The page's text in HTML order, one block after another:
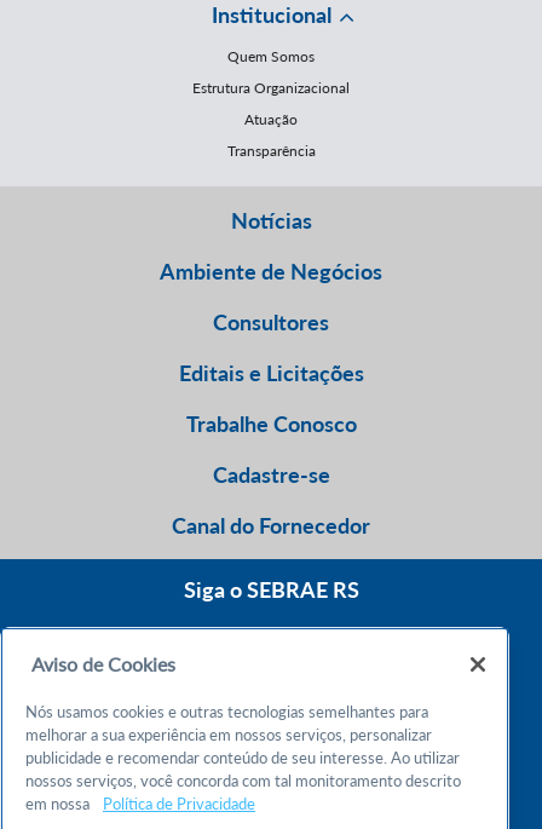
Institucional
Quem Somos
Estrutura Organizacional
Atuação
Transparência
Notícias
Ambiente de Negócios
Consultores
Editais e Licitações
Trabalhe Conosco
Cadastre-se
Canal do Fornecedor
Siga o SEBRAE RS
Atendimento 24h
Chame no WhatsApp
Aviso de Cookies
Nós usamos cookies e outras tecnologias semelhantes para
melhorar a sua experiência em nossos serviços, personalizar
publicidade e recomendar conteúdo de seu interesse. Ao utilizar
nossos serviços, você concorda com tal monitoramento descrito
em nossa
Política de Privacidade